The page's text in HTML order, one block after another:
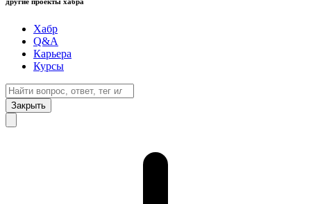
Хабр
Q&A
Карьера
Курсы
Закрыть